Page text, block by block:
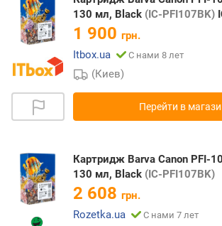
130 мл, Black (IC-PFI107BK)
1 900 грн.
Itbox.ua
С нами 8 лет
(Киев)
Перейти в
Картридж Barva Canon PFI-
130 мл, Black (IC-PFI107BK)
2 608 грн.
Rozetka.ua
С нами 7 лет